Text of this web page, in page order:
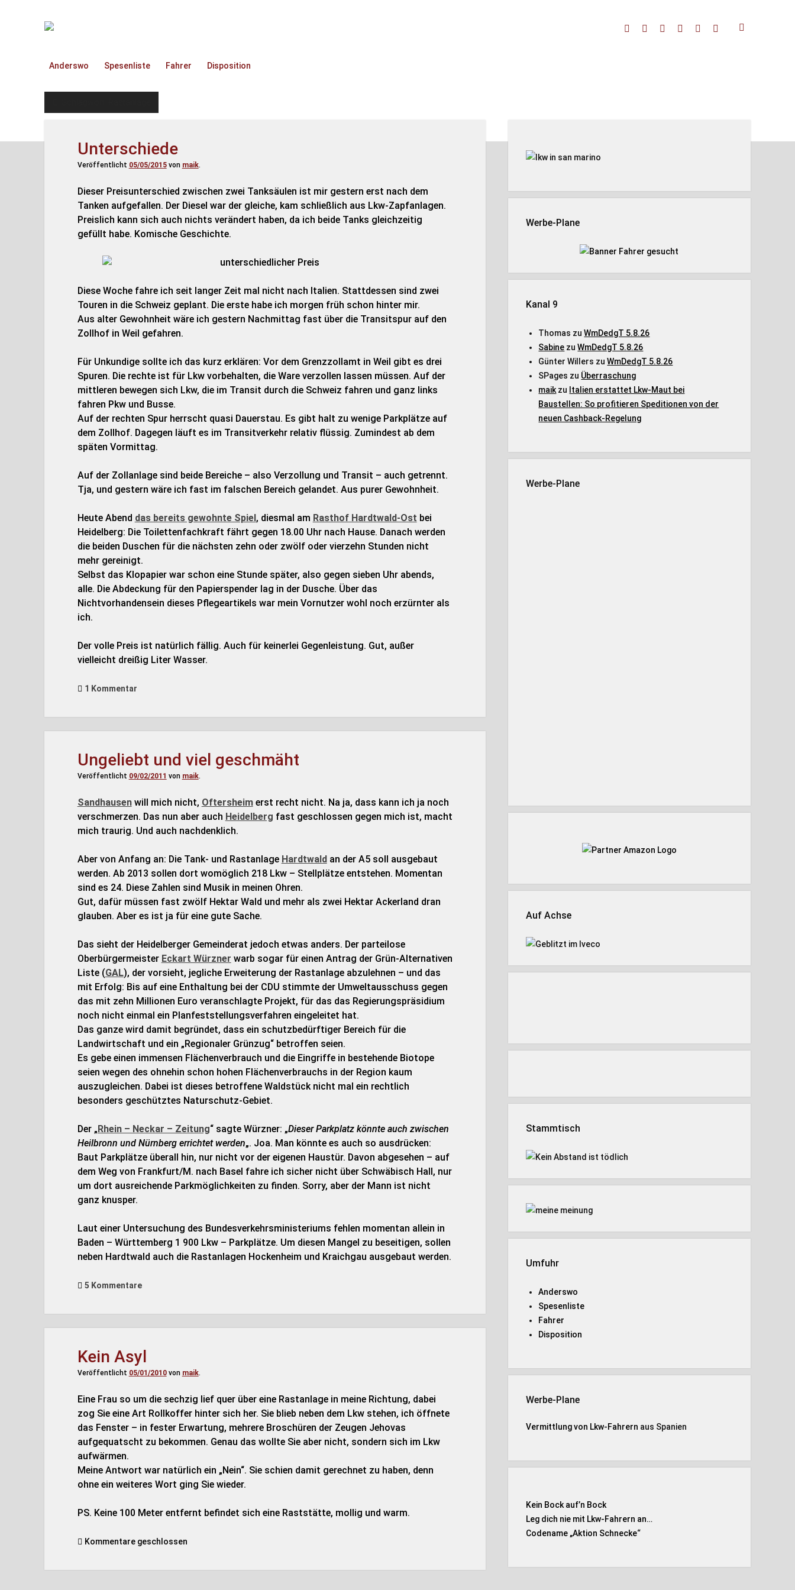
TruckOnline.de facebookthreadslinkedinyoutube
rss amazon
Anderswo Spesenliste Fahrer Disposition
Unterschiede
Veröffentlicht 05/05/2015von maik.
Dieser Preisunterschied zwischen zwei Tanksäulen ist mir gestern erst nach dem
Tanken aufgefallen. Der Diesel war der gleiche, kam schließlich aus Lkw-Zapfanlagen.
Preislich kann sich auch nichts verändert haben, da ich beide Tanks gleichzeitig
gefüllt habe. Komische Geschichte.
Diese Woche fahre ich seit langer Zeit mal nicht nach Italien. Stattdessen sind zwei
Touren in die Schweiz geplant. Die erste habe ich morgen früh schon hinter mir.
Aus alter Gewohnheit wäre ich gestern Nachmittag fast über die Transitspur auf den
Zollhof in Weil gefahren.
Für Unkundige sollte ich das kurz erklären: Vor dem Grenzzollamt in Weil gibt es drei
Spuren. Die rechte ist für Lkw vorbehalten, die Ware verzollen lassen müssen. Auf der
mittleren bewegen sich Lkw, die im Transit durch die Schweiz fahren und ganz links
fahren Pkw und Busse.
Auf der rechten Spur herrscht quasi Dauerstau. Es gibt halt zu wenige Parkplätze auf
dem Zollhof. Dagegen läuft es im Transitverkehr relativ flüssig. Zumindest ab dem
späten Vormittag.
Auf der Zollanlage sind beide Bereiche – also Verzollung und Transit – auch getrennt.
Tja, und gestern wäre ich fast im falschen Bereich gelandet. Aus purer Gewohnheit.
Heute Abend das bereits gewohnte Spiel, diesmal am Rasthof Hardtwald-Ost bei
Heidelberg: Die Toilettenfachkraft fährt gegen 18.00 Uhr nach Hause. Danach werden
die beiden Duschen für die nächsten zehn oder zwölf oder vierzehn Stunden nicht
mehr gereinigt.
Selbst das Klopapier war schon eine Stunde später, also gegen sieben Uhr abends,
alle. Die Abdeckung für den Papierspender lag in der Dusche. Über das
Nichtvorhandensein dieses Pflegeartikels war mein Vornutzer wohl noch erzürnter als
ich.
Der volle Preis ist natürlich fällig. Auch für keinerlei Gegenleistung. Gut, außer
vielleicht dreißig Liter Wasser.
1 Kommentar
Ungeliebt und viel geschmäht
Veröffentlicht 09/02/2011 von maik.
Sandhausenwill mich nicht, Oftersheimerst recht nicht. Na ja, dass kann ich ja noch
verschmerzen. Das nun aber auch Heidelberg fast geschlossen gegen mich ist, macht
mich traurig. Und auch nachdenklich.
Aber von Anfang an: Die Tank- und Rastanlage Hardtwaldan der A5 soll ausgebaut
werden. Ab 2013 sollen dort womöglich 218 Lkw – Stellplätze entstehen. Momentan
sind es 24. Diese Zahlen sind Musik in meinen Ohren.
Gut, dafür müssen fast zwölf Hektar Wald und mehr als zwei Hektar Ackerland dran
glauben. Aber es ist ja für eine gute Sache.
Das sieht der Heidelberger Gemeinderat jedoch etwas anders. Der parteilose
Oberbürgermeister Eckart Würzner warb sogar für einen Antrag der Grün-Alternativen
Liste (GAL), der vorsieht, jegliche Erweiterung der Rastanlage abzulehnen – und das
mit Erfolg: Bis auf eine Enthaltung bei der CDU stimmte der Umweltausschuss gegen
das mit zehn Millionen Euro veranschlagte Projekt, für das das Regierungspräsidium
noch nicht einmal ein Planfeststellungsverfahren eingeleitet hat.
Das ganze wird damit begründet, dass ein schutzbedürftiger Bereich für die
Landwirtschaft und ein „Regionaler Grünzug“ betroffen seien.
Es gebe einen immensen Flächenverbrauch und die Eingriffe in bestehende Biotope
seien wegen des ohnehin schon hohen Flächenverbrauchs in der Region kaum
auszugleichen. Dabei ist dieses betroffene Waldstück nicht mal ein rechtlich
besonders geschütztes Naturschutz-Gebiet.
Der „Rhein – Neckar – Zeitung“ sagte Würzner: „Dieser Parkplatz könnte auch zwischen
Heilbronn und Nürnberg errichtet werden„. Joa. Man könnte es auch so ausdrücken:
Baut Parkplätze überall hin, nur nicht vor der eigenen Haustür. Davon abgesehen – auf
dem Weg von Frankfurt/M. nach Basel fahre ich sicher nicht über Schwäbisch Hall, nur
um dort ausreichende Parkmöglichkeiten zu finden. Sorry, aber der Mann ist nicht
ganz knusper.
Laut einer Untersuchung des Bundesverkehrsministeriums fehlen momentan allein in
Baden – Württemberg 1 900 Lkw – Parkplätze. Um diesen Mangel zu beseitigen, sollen
neben Hardtwald auch die Rastanlagen Hockenheim und Kraichgau ausgebaut werden.
5 Kommentare
Kein Asyl
Veröffentlicht 05/01/2010von maik.
Eine Frau so um die sechzig lief quer über eine Rastanlage in meine Richtung, dabei
zog Sie eine Art Rollkoffer hinter sich her. Sie blieb neben dem Lkw stehen, ich öffnete
das Fenster – in fester Erwartung, mehrere Broschüren der Zeugen Jehovas
aufgequatscht zu bekommen. Genau das wollte Sie aber nicht, sondern sich im Lkw
aufwärmen.
Meine Antwort war natürlich ein „Nein“. Sie schien damit gerechnet zu haben, denn
ohne ein weiteres Wort ging Sie wieder.
PS. Keine 100 Meter entfernt befindet sich eine Raststätte, mollig und warm.
Kommentare geschlossen
Werbe-Plane
Kanal 9
Thomas zuWmDedgT 5.8.26
Sabine zuWmDedgT 5.8.26
Günter Willers zuWmDedgT 5.8.26
SPages zu Überraschung
maik zu Italien erstattet Lkw-Maut bei
Baustellen: So profitieren Speditionen von der
neuen Cashback-Regelung
Werbe-Plane
Auf Achse
Stammtisch
Umfuhr
Anderswo
Spesenliste
Fahrer
Disposition
Werbe-Plane
Vermittlung von Lkw-Fahrern aus Spanien
Kein Bock auf’n Bock
Leg dich nie mit Lkw-Fahrern an…
Codename „Aktion Schnecke“